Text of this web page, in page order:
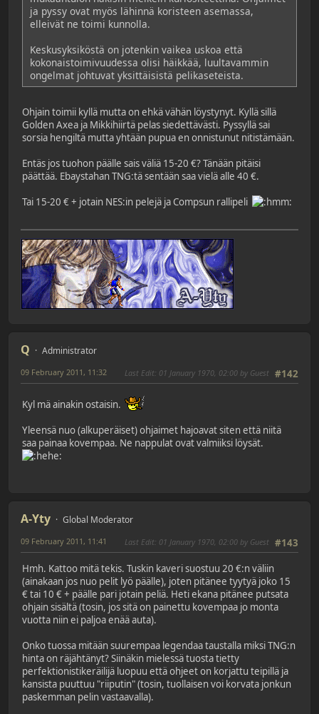
ja pyssy ovat myös lähinnä koristeen asemassa,
elleivät ne toimi kunnolla.
Keskusyksiköstä on jotenkin vaikea uskoa että
kokonaistoimivuudessa olisi häikkää, luultavammin
ongelmat johtuvat yksittäisistä pelikaseteista.
Ohjain toimii kyllä mutta on ehkä vähän löystynyt. Kyllä sillä
Golden Axea ja Mikkihiirtä pelas siedettävästi. Pyssyllä sai
sorsia hengiltä mutta yhtään pupua en onnistunut nitistämään.
Entäs jos tuohon päälle sais väliä 15-20 €? Tänään pitäisi
päättää. Ebaystahan TNG:tä sentään saa vielä alle 40 €.
Tai 15-20 € + jotain NES:in pelejä ja Compsun rallipeli
Q Administrator
#142
09 February 2011, 11:32 Last Edit: 01 January 1970, 02:00 by Guest
Kyl mä ainakin ostaisin.
Yleensä nuo (alkuperäiset) ohjaimet hajoavat siten että niitä
saa painaa kovempaa. Ne nappulat ovat valmiiksi löysät.
A-Yty Global Moderator
#143
09 February 2011, 11:41 Last Edit: 01 January 1970, 02:00 by Guest
Hmh. Kattoo mitä tekis. Tuskin kaveri suostuu 20 €:n väliin
(ainakaan jos nuo pelit lyö päälle), joten pitänee tyytyä joko 15
€ tai 10 € + päälle pari jotain peliä. Heti ekana pitänee putsata
ohjain sisältä (tosin, jos sitä on painettu kovempaa jo monta
vuotta niin ei paljoa enää auta).
Onko tuossa mitään suurempaa legendaa taustalla miksi TNG:n
hinta on räjähtänyt? Siinäkin mielessä tuosta tietty
perfektionistikeräilijä luopuu että ohjeet on korjattu teipillä ja
kansista puuttuu "riiputin" (tosin, tuollaisen voi korvata jonkun
paskemman pelin vastaavalla).